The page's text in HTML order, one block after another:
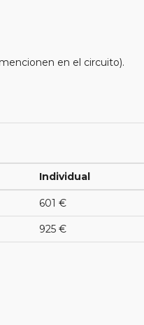
en el circuito).
Individual
601 €
925 €